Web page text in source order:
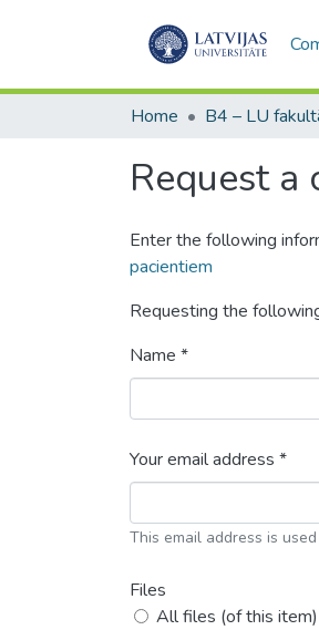
Home
Request a
Enter the following
pacientiem
Requesting the
Name *
Your email address *
This email address is
Files
All files (of this